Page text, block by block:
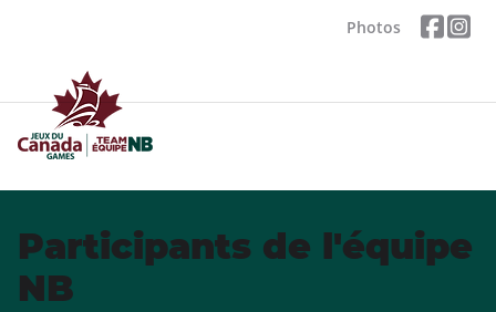
Photos
Participants de l'équipe
NB